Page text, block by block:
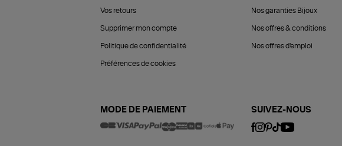
Vos retours
Supprimer mon compte
Politique de confidentialité
Préférences de cookies
Nos garanties Bijoux
Nos offres & conditions
Nos offres d'emploi
MODE DE PAIEMENT SUIVEZ-NOUS